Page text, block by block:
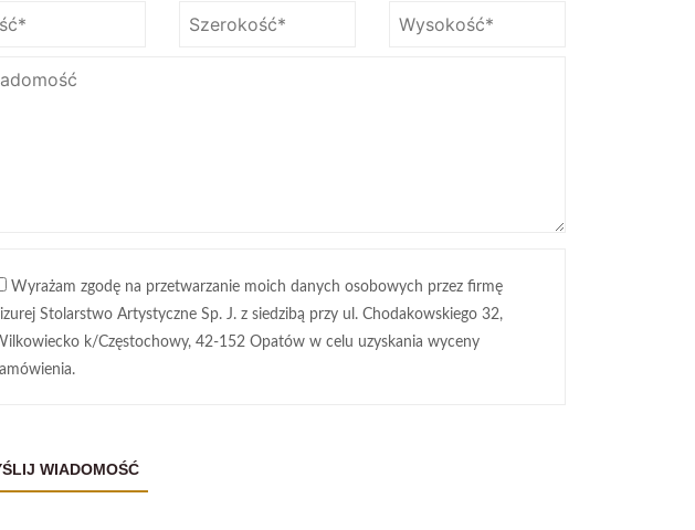
Wyrażam zgodę na przetwarzanie moich danych osobowych przez firmę
Stolarstwo Artystyczne Sp. J. z siedzibą przy ul. Chodakowskiego 32,
k/Częstochowy, 42-152 Opatów w celu uzyskania wyceny